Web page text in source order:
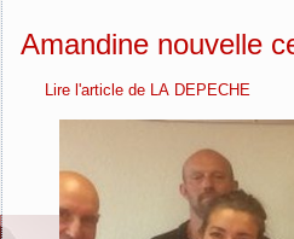
Amandine nouvelle
Lire l'article de LA DEPECHE